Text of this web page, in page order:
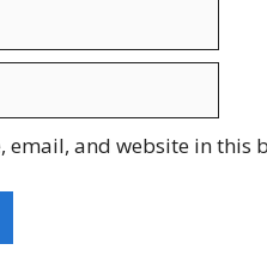
email, and website in